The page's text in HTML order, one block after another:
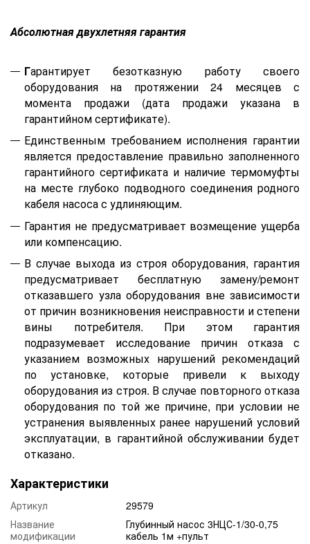
Абсолютная двухлетняя гарантия
Гарантирует безотказную работу своего
оборудования на протяжении 24 месяцев с
момента продажи (дата продажи указана в
гарантийном сертификате).
Единственным требованием исполнения гарантии
является предоставление правильно заполненного
гарантийного сертификата и наличие термомуфты
на месте глубоко подводного соединения родного
кабеля насоса с удлиняющим.
Гарантия не предусматривает возмещение ущерба
или компенсацию.
В случае выхода из строя оборудования, гарантия
предусматривает бесплатную замену/ремонт
отказавшего узла оборудования вне зависимости
от причин возникновения неисправности и степени
вины потребителя. При этом гарантия
подразумевает исследование причин отказа с
указанием возможных нарушений рекомендаций
по установке, которые привели к выходу
оборудования из строя. В случае повторного отказа
оборудования по той же причине, при условии не
устранения выявленных ранее нарушений условий
эксплуатации, в гарантийной обслуживании будет
отказано.
Характеристики
Артикул
29579
Название
модификации
Глубинный насос 3НЦС-1/30-0,75
кабель 1м +пульт